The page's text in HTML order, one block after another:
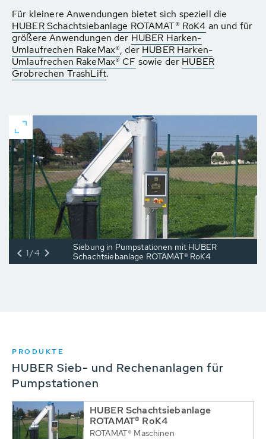
Für kleinere Anwendungen bietet sich speziell die
HUBER Schachtsiebanlage ROTAMAT® RoK4 an und für
größere Anwendungen der HUBER Harken-
Umlaufrechen RakeMax®, der HUBER Harken-
Umlaufrechen RakeMax® CF sowie der HUBER
Grobrechen TrashLift.
Siebung in Pumpstationen mit HUBER
Schachtsiebanlage ROTAMAT® RoK4
1/4
PRODUKTE
HUBER Sieb- und Rechenanlagen für
Pumpstationen
HUBER Schachtsiebanlage
ROTAMAT® RoK4
ROTAMAT® Maschinen